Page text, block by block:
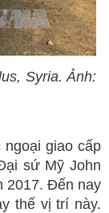
Syria. Ảnh:
ngoại giao cấp
sứ Mỹ John
2017. Đến nay
thế vị trí này.